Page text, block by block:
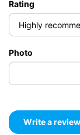
Rating
Photo